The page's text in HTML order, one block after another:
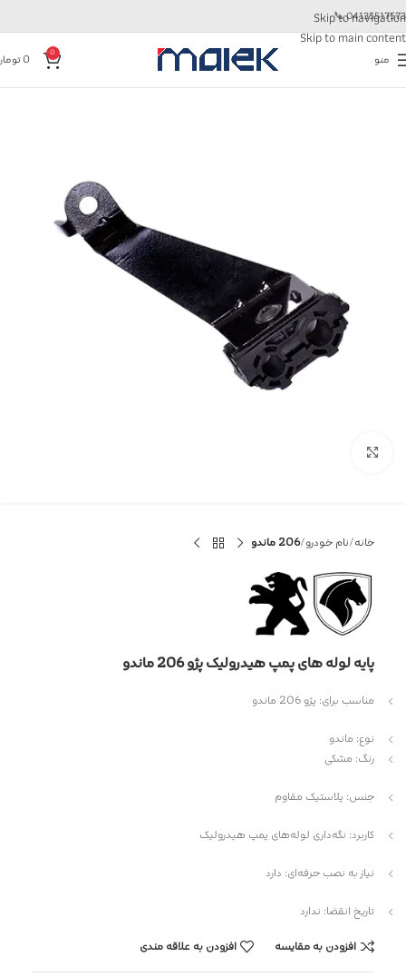
Skip to navigation
Skip to main content
04135517573
📞
منو 0
0
خانه نام خودرو 206 ماندو
پایه لوله های پمپ هیدرولیک پژو 206 ماندو
مناسب برای: پژو 206 ماندو
نوع: ماندو
رنگ: مشکی
جنس: پلاستیک مقاوم
کاربرد: نگه‌داری لوله‌های پمپ هیدرولیک
نیاز به نصب حرفه‌ای: دارد
تاریخ انقضا: ندارد
افزودن به مقایسه
افزودن به علاقه مندی